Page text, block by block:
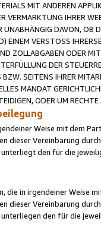
MIT ANDEREN
VERMARKTUNG IHRER
DAVON, OB
VERSTOSS
ZOLLABGABEN ODER
DER
SEITENS IHRER
MANDAT
ODER UM
Weise mit dem
dieser Vereinbarung
den für die
die in irgendeiner Weise
dieser Vereinbarung
den für die